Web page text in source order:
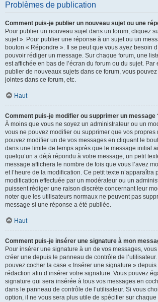
Problèmes de publication
Comment puis-je publier un nouveau sujet ou une
Pour publier un nouveau sujet dans un forum, cliquez
sujet ». Pour publier une réponse à un sujet ou un
bouton « Répondre ». Il se peut que vous ayez besoin
pouvoir rédiger un message. Sur chaque forum, une
est affichée en bas de l’écran du forum ou du sujet.
publier de nouveaux sujets dans ce forum, vous
jointes dans ce forum, etc.
Haut
Comment puis-je modifier ou supprimer un message
À moins que vous ne soyez un administrateur ou un
vous ne pouvez modifier ou supprimer que vos propres
pouvez modifier un de vos messages en cliquant le
dans une limite de temps après que le message initial
quelqu’un a déjà répondu à votre message, un petit
message affichera le nombre de fois que vous l’avez
et l’heure de la modification. Ce petit texte n’apparaîtra
modification effectuée par un modérateur ou un
puissent rédiger une raison discrète concernant leur
noter que les utilisateurs normaux ne peuvent pas
message si une réponse a été publiée.
Haut
Comment puis-je insérer une signature à mon
Pour insérer une signature à un de vos messages, vous
créer une depuis le panneau de contrôle de
pouvez cocher la case « Insérer une signature »
rédaction afin d’insérer votre signature. Vous pouvez
signature qui sera insérée à tous vos messages en
dans le panneau de contrôle de l’utilisateur. Si vous
option, il ne vous sera plus utile de spécifier sur